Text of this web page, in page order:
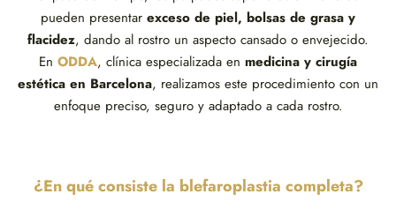
pueden presentar exceso de piel, bolsas de grasa y
flacidez, dando al rostro un aspecto cansado o envejecido.
En ODDA, clínica especializada en medicina y cirugía
estética en Barcelona, realizamos este procedimiento con un
enfoque preciso, seguro y adaptado a cada rostro.
¿En qué consiste la blefaroplastia completa?